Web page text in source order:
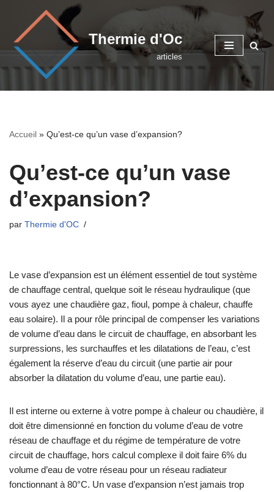
Aller
au
contenu
Thermie d'Oc
articles
Accueil » Qu’est-ce qu’un vase d’expansion?
Qu’est-ce qu’un vase
d’expansion?
par Thermie d'OC
Le vase d’expansion est un élément essentiel de tout système
de chauffage central, quelque soit le réseau hydraulique (que
vous ayez une chaudière gaz, fioul, pompe à chaleur, chauffe
eau solaire). Il a pour rôle principal de compenser les variations
de volume d’eau dans le circuit de chauffage, en absorbant les
surpressions, les surchauffes et les dilatations de l’eau, c’est
également la réserve d’eau du circuit (une partie air pour
absorber la dilatation du volume d’eau, une partie eau).
Il est interne ou externe à votre pompe à chaleur ou chaudière, il
doit être dimensionné en fonction du volume d’eau de votre
réseau de chauffage et du régime de température de votre
circuit de chauffage, hors calcul complexe il doit faire 6% du
volume d’eau de votre réseau pour un réseau radiateur
fonctionnant à 80°C. Un vase d’expansion n’est jamais trop